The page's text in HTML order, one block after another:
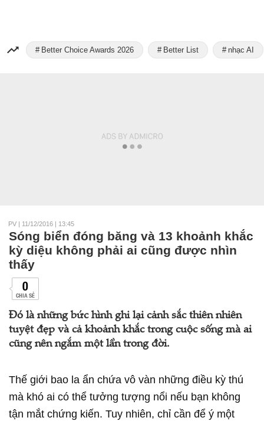
Better Choice Awards 2026 Better List nhạc AI
PV | 11/12/2016 | 13:45
Sóng biển đóng băng và 13 khoảnh khắc
kỳ diệu không phải ai cũng được nhìn
thấy
0
CHIA SẺ
Đó là những bức hình ghi lại cảnh sắc thiên nhiên
tuyệt đẹp và cả khoảnh khắc trong cuộc sống mà ai
cũng nên ngắm một lần trong đời.
Thế giới bao la ẩn chứa vô vàn những điều kỳ thú
mà khó ai có thể tưởng tượng nổi nếu bạn không
tận mắt chứng kiến. Tuy nhiên, chỉ cần để ý một